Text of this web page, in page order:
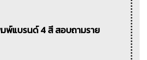
พ์แบรนด์ 4 สี สอบถามราย